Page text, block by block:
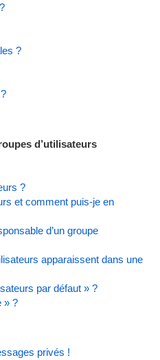
?
d’utilisateurs
?
et comment puis-je en
d’un groupe
apparaissent dans une
par défaut » ?
» ?
privés !